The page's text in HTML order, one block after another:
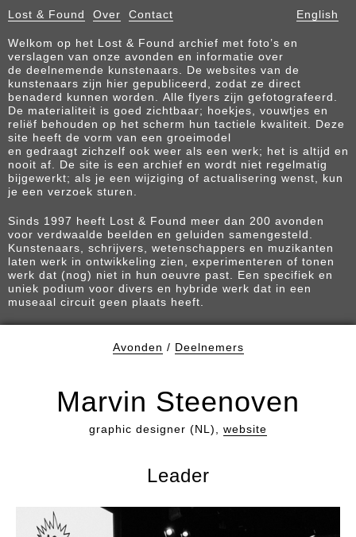
Lost & Found Over Contact English
Welkom op het Lost & Found archief met foto’s en
verslagen van onze avonden en informatie over
de deelnemende kunstenaars. De websites van de
kunstenaars zijn hier gepubliceerd, zodat ze direct
benaderd kunnen worden. Alle flyers zijn gefotografeerd.
De materialiteit is goed zichtbaar; hoekjes, vouwtjes en
reliëf behouden op het scherm hun tactiele kwaliteit. Deze
site heeft de vorm van een groeimodel
en gedraagt zichzelf ook weer als een werk; het is altijd en
nooit af. De site is een archief en wordt niet regelmatig
bijgewerkt; als je een wijziging of actualisering wenst, kun
je een verzoek sturen.
Sinds 1997 heeft Lost & Found meer dan 200 avonden
voor verdwaalde beelden en geluiden samengesteld.
Kunstenaars, schrijvers, wetenschappers en muzikanten
laten werk in ontwikkeling zien, experimenteren of tonen
werk dat (nog) niet in hun oeuvre past. Een specifiek en
uniek podium voor divers en hybride werk dat in een
museaal circuit geen plaats heeft.
Avonden / Deelnemers
Marvin Steenoven
graphic designer (NL), website
Leader